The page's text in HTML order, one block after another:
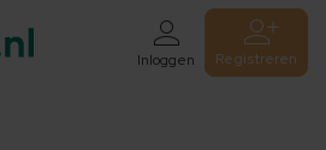
Inloggen Registreren